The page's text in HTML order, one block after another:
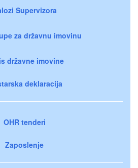
Supervizora
za državnu imovinu
državne imovine
deklaracija
OHR tenderi
Zaposlenje